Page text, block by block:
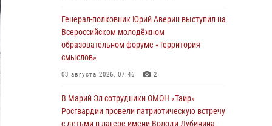
провели занятие по антикоррупционной
тематике
04 августа 2026, 06:06 2
Генерал-полковник Юрий Аверин выступил на
образовательном форуме «Территория
смыслов»
03 августа 2026, 07:46 2
Генерал-полковник Юрий Аверин выступил на
Всероссийском молодёжном
образовательном форуме «Территория
смыслов»
03 августа 2026, 07:46 2
В Марий Эл сотрудники ОМОН «Таир»
Росгвардии провели патриотическую встречу
с детьми в лагере имени Володи Дубинина